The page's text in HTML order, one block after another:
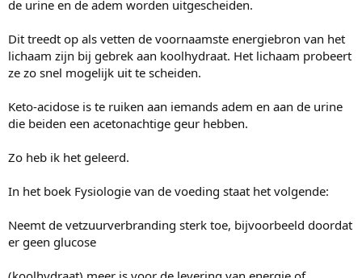
de urine en de adem worden uitgescheiden.
Dit treedt op als vetten de voornaamste energiebron van het
lichaam zijn bij gebrek aan koolhydraat. Het lichaam probeert
ze zo snel mogelijk uit te scheiden.
Keto-acidose is te ruiken aan iemands adem en aan de urine
die beiden een acetonachtige geur hebben.
Zo heb ik het geleerd.
In het boek Fysiologie van de voeding staat het volgende:
Neemt de vetzuurverbranding sterk toe, bijvoorbeeld doordat
er geen glucose